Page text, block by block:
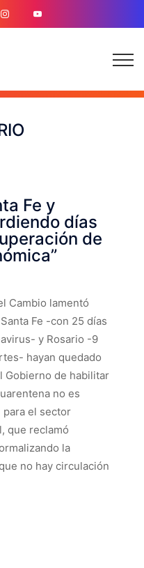
Fe y
días
de
Cambio lamentó
Fe -con 25 días
y Rosario -9
hayan quedado
Gobierno de habilitar
no es
para el sector
que reclamó
la
no hay circulación